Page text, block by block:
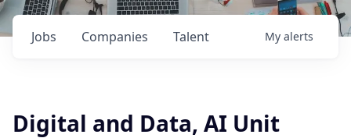
Jobs Companies Talent My alerts
Digital and Data, AI Unit